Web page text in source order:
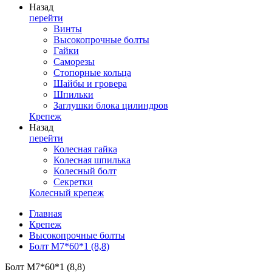
Назад
перейти
Винты
Высокопрочные болты
Гайки
Саморезы
Стопорные кольца
Шайбы и гровера
Шпильки
Заглушки блока цилиндров
Крепеж
Назад
перейти
Колесная гайка
Колесная шпилька
Колесный болт
Секретки
Колесный крепеж
Главная
Крепеж
Высокопрочные болты
Болт М7*60*1 (8,8)
Болт М7*60*1 (8,8)